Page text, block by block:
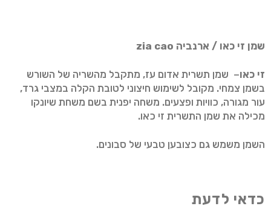
שמן זי כאו / ארנביה zia cao
זי כאו​– שמן תשרית אדום עז, מתקבל מהשריה של השורש
בשמן צמחי. מקובל לשימוש חיצוני לטובת הקלה במצבי גרד,
עור מגורה, כוויות ופצעים. משחה יפנית בשם משחת שיונקו
מכילה את שמן התשרית זי כאו.
השמן משמש גם כצובען טבעי של סבונים.
כדאי לדעת